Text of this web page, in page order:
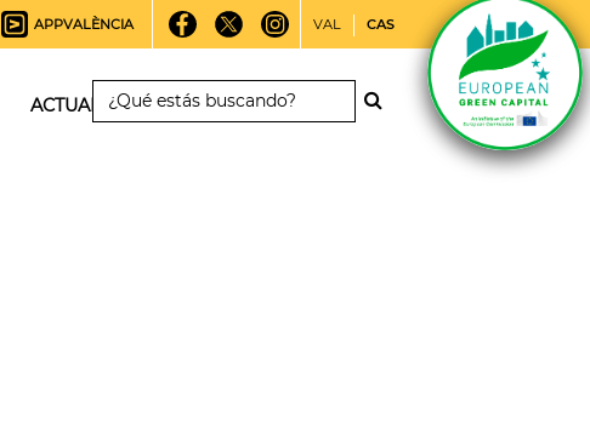
APPVALÈNCIA VAL CAS
ACTUALIDAD